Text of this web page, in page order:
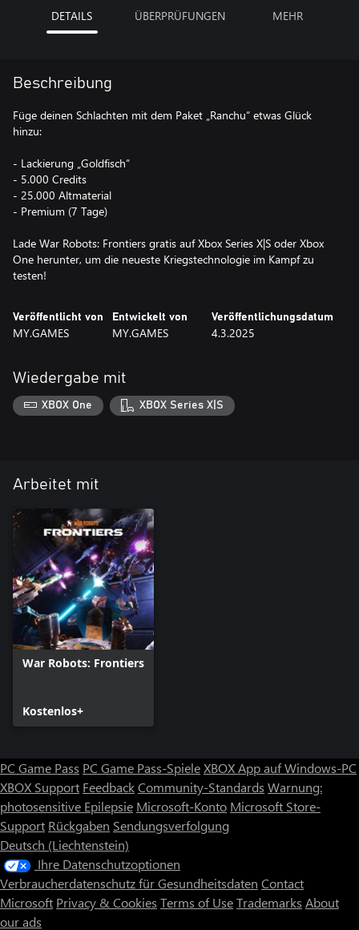
DETAILS ÜBERPRÜFUNGEN MEHR
Beschreibung
Füge deinen Schlachten mit dem Paket „Ranchu“ etwas Glück
hinzu:
- Lackierung „Goldfisch“
- 5.000 Credits
- 25.000 Altmaterial
- Premium (7 Tage)
Lade War Robots: Frontiers gratis auf Xbox Series X|S oder Xbox
One herunter, um die neueste Kriegstechnologie im Kampf zu
Veröffentlicht von
MY.GAMES
Entwickelt von
MY.GAMES
Veröffentlichungsdatum
4.3.2025
Wiedergabe mit
XBOX One XBOX Series X|S
Arbeitet mit
War Robots: Frontiers
Kostenlos+
PC Game Pass PC Game Pass-SpieleXBOX App auf Windows-PC
XBOX Support FeedbackCommunity-Standards Warnung:
photosensitive Epilepsie Microsoft-Konto Microsoft Store-
Support Rückgaben Sendungsverfolgung
Deutsch (Liechtenstein)
Ihre Datenschutzoptionen
Verbraucherdatenschutz für Gesundheitsdaten Contact
Microsoft Privacy & Cookies Terms of UseTrademarks About
our ads